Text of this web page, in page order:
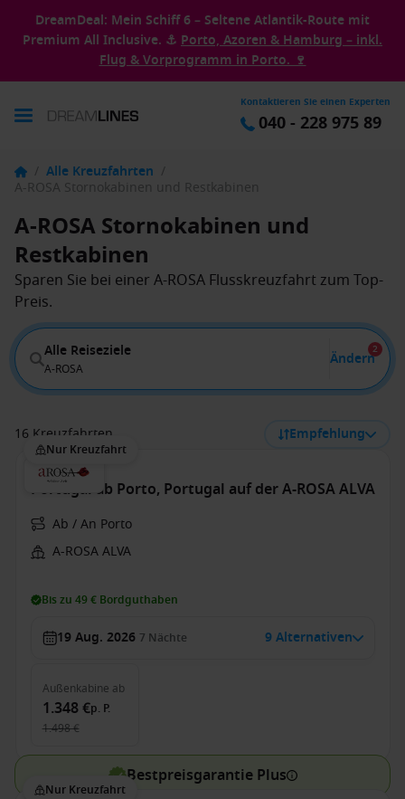
DreamDeal: Mein Schiff 6 – Seltene Atlantik-Route mit
Premium All Inclusive. ⚓ Porto, Azoren & Hamburg – inkl.
Flug & Vorprogramm in Porto. 🍷
Kontaktieren Sie einen Experten
040 - 228 975 89
/ Alle Kreuzfahrten /
A-ROSA Stornokabinen und Restkabinen
A-ROSA Stornokabinen und
Restkabinen
Sparen Sie bei einer A-ROSA Flusskreuzfahrt zum Top-
Preis.
Alle Reiseziele
A-ROSA
Ändern
2
16 Kreuzfahrten Empfehlung
Nur Kreuzfahrt
Portugal ab Porto, Portugal auf der A-ROSA ALVA
Ab / An Porto
A-ROSA ALVA
Bis zu 49 € Bordguthaben
19 Aug. 2026 7 Nächte 9 Alternativen
Außenkabine ab
1.348 €p. P.
1.498 €
Bestpreisgarantie Plus
Nur Kreuzfahrt